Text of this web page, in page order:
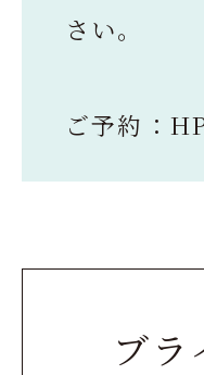
さい。
ご予約：
ブ